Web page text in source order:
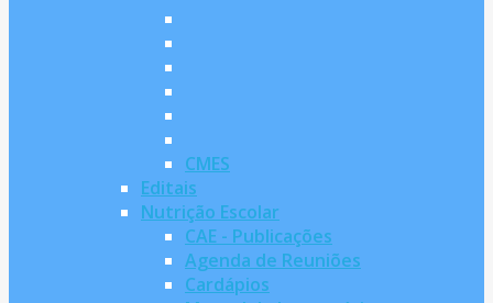
CMES
Editais
Nutrição Escolar
CAE - Publicações
Agenda de Reuniões
Cardápios